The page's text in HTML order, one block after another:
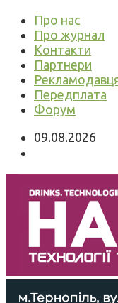
Про нас
Про журнал
Контакти
Партнери
Передплата
Форум
09.08.2026